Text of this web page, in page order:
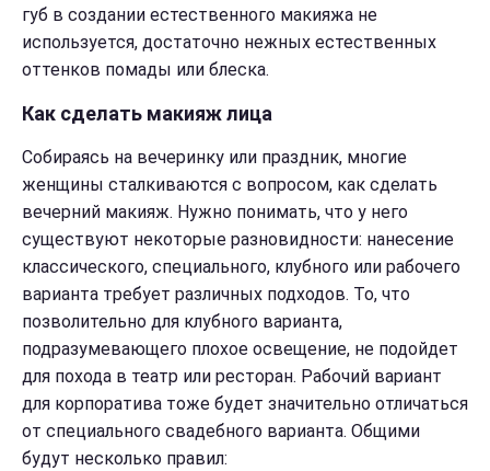
губ в создании естественного макияжа не
используется, достаточно нежных естественных
оттенков помады или блеска.
Как сделать макияж лица
Собираясь на вечеринку или праздник, многие
женщины сталкиваются с вопросом, как сделать
вечерний макияж. Нужно понимать, что у него
существуют некоторые разновидности: нанесение
классического, специального, клубного или рабочего
варианта требует различных подходов. То, что
позволительно для клубного варианта,
подразумевающего плохое освещение, не подойдет
для похода в театр или ресторан. Рабочий вариант
для корпоратива тоже будет значительно отличаться
от специального свадебного варианта. Общими
будут несколько правил: